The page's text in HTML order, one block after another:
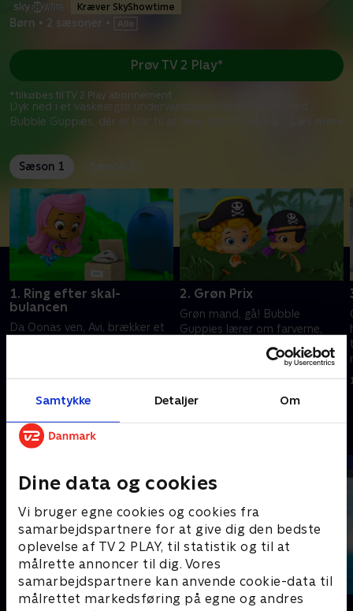
Samtykke Detaljer Om
Dine data og cookies
Vi bruger egne cookies og cookies fra
samarbejdspartnere for at give dig den bedste
oplevelse af TV 2 PLAY, til statistik og til at
målrette annoncer til dig. Vores
samarbejdspartnere kan anvende cookie-data til
målrettet markedsføring på egne og andres
Kræver SkyShowtime
Børn • 2 sæsoner •
Dyk ned i et vaskeægte undervandseventyr sammen med
Bubble Guppies, der er klar til at lære dig om alt fra
Prøv TV 2 Play*
*tilkøbes til TV 2 Play abonnement
Sæson 1
1. Ring efter skal-
bulancen
Da Oonas ven, Avi, brækker et
gøre alle raske.
2. Grøn Prix
Grøn mand, gå! Bubble
Guppies lærer om farverne,
dem med at blande farverne,
1. juli 2021 • 22 min
Andre så også